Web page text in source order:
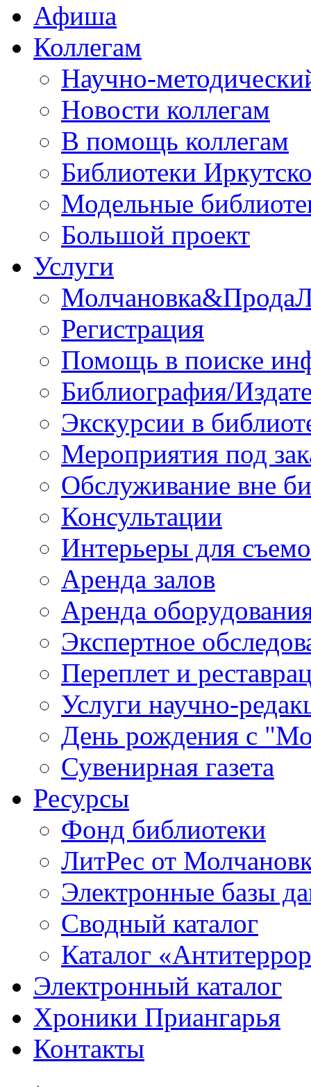
Афиша
Коллегам
Научно-
Новости коллегам
В помощь коллегам
Библиотеки
Модельные
Большой проект
Услуги
Регистрация
Помощь в поиске
Библиография/
Экскурсии в
Мероприятия под
Обслуживание вне
Консультации
Интерьеры для
Аренда залов
Аренда
Экспертное
Переплет и
Услуги научно-
День рождения с
Сувенирная газета
Ресурсы
Фонд библиотеки
ЛитРес от
Электронные базы
Сводный каталог
Каталог
Электронный каталог
Хроники Приангарья
Контакты